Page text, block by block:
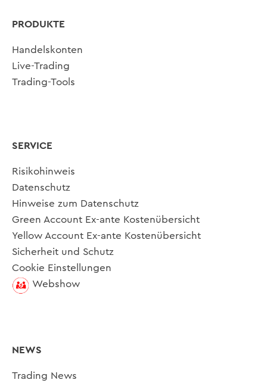
PRODUKTE
Handelskonten
Live-Trading
Trading-Tools
SERVICE
Risikohinweis
Datenschutz
Hinweise zum Datenschutz
Green Account Ex-ante Kostenübersicht
Yellow Account Ex-ante Kostenübersicht
Sicherheit und Schutz
Cookie Einstellungen
Webshow
NEWS
Trading News